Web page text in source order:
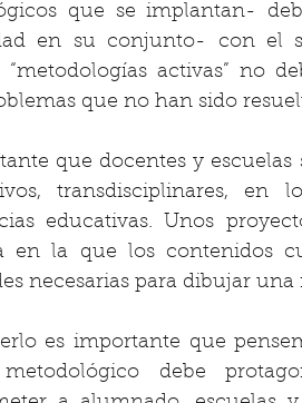
que se implantan-
en su conjunto- con el
“metodologías activas” no
que no han sido
que docentes y
transdisciplinares,
educativas. Unos
en la que los contenidos
necesarias para dibujar
es importante que
debe